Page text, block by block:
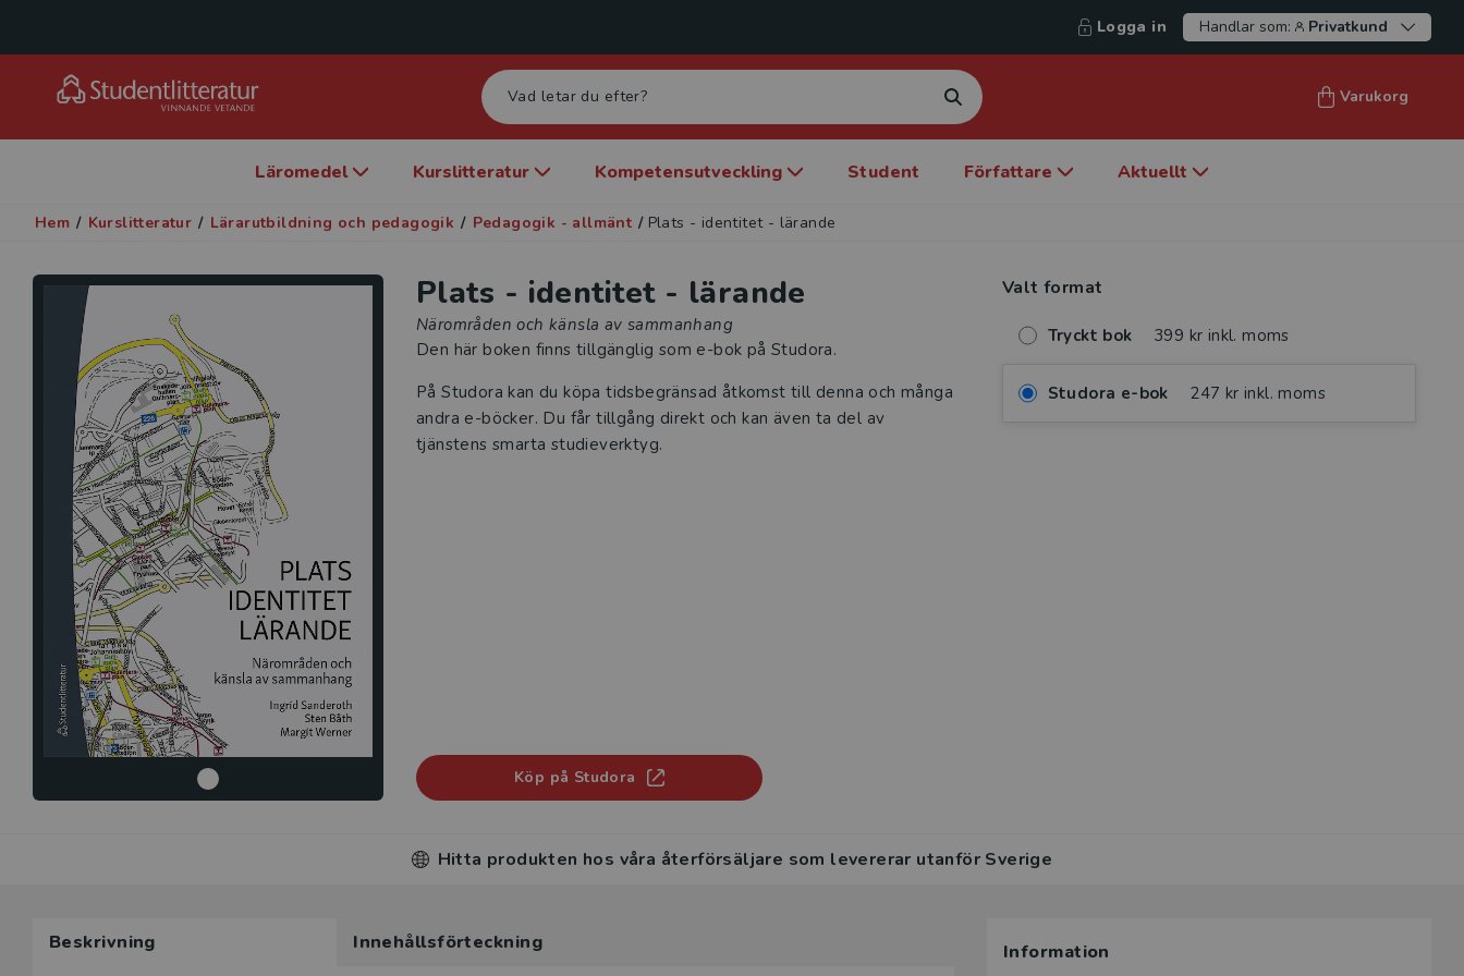
Logga in Handlar som: Privatkund
Varukorg
Läromedel Kurslitteratur Kompetensutveckling Student Författare Aktuellt
Hem / Kurslitteratur / Lärarutbildning och pedagogik / Pedagogik - allmänt / Plats - identitet - lärande
Plats - identitet - lärande
Närområden och känsla av sammanhang
Den här boken finns tillgänglig som e-bok på Studora.
På Studora kan du köpa tidsbegränsad åtkomst till denna och många
andra e-böcker. Du får tillgång direkt och kan även ta del av
tjänstens smarta studieverktyg.
Köp på Studora
Valt format
Tryckt bok 399 kr inkl. moms
Studora e-bok 247 kr inkl. moms
Hitta produkten hos våra återförsäljare som levererar utanför Sverige
Beskrivning Innehållsförteckning Information